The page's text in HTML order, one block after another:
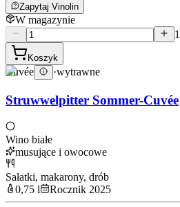
Zapytaj Vinolin
W magazynie
1
Koszyk
Cuvée ·wytrawne
Struwwelpitter Sommer-Cuvée
Wino białe
musujące i owocowe
Sałatki, makarony, drób
0,75 l
Rocznik 2025